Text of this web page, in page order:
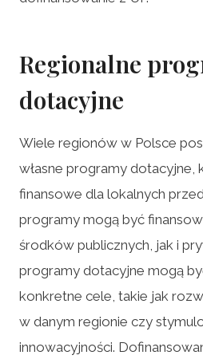
Regionalne
dotacyjne
Wiele regionów w Polsce
własne programy dotacyjne,
finansowe dla lokalnych
programy mogą być
środków publicznych, jak i
programy dotacyjne mogą
konkretne cele, takie jak
w danym regionie czy
innowacyjności.